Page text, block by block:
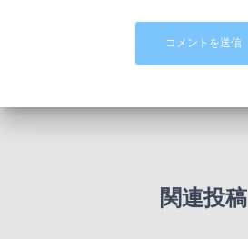
関連投稿